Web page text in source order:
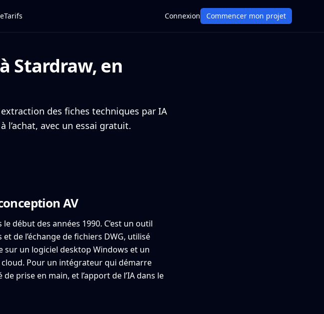
Tarifs Connexion Commencer mon projet
Stardraw, en
des fiches techniques par IA
l’achat, avec un essai gratuit.
AV
début des années 1990. C’est un outil
de l’échange de fichiers DWG, utilisé
un logiciel desktop Windows et un
cloud. Pour un intégrateur qui démarre
prise en main, et l’apport de l’IA dans le